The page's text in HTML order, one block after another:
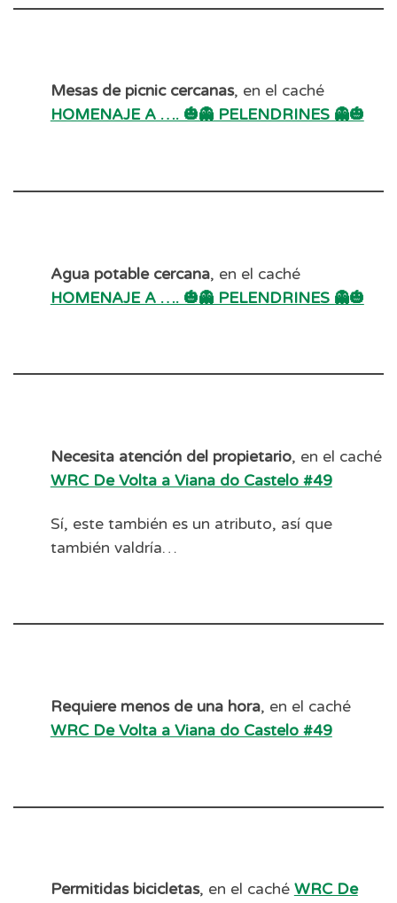
Mesas de picnic cercanas, en el caché
HOMENAJE A …. 🎃👻 PELENDRINES 👻🎃
Agua potable cercana, en el caché
HOMENAJE A …. 🎃👻 PELENDRINES 👻🎃
Necesita atención del propietario, en el caché
WRC De Volta a Viana do Castelo #49
Sí, este también es un atributo, así que
también valdría…
Requiere menos de una hora, en el caché
WRC De Volta a Viana do Castelo #49
Permitidas bicicletas, en el caché WRC De